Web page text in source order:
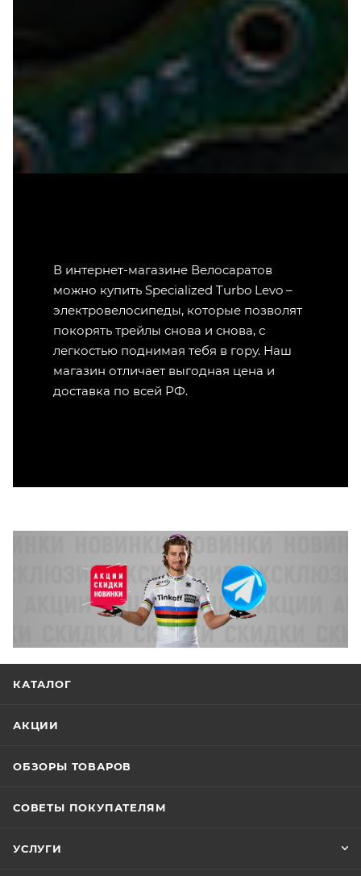
В интернет-магазине Велосаратов
можно купить Specialized Turbo Levo –
электровелосипеды, которые позволят
покорять трейлы снова и снова, с
легкостью поднимая тебя в гору. Наш
магазин отличает выгодная цена и
доставка по всей РФ.
КАТАЛОГ
АКЦИИ
ОБЗОРЫ ТОВАРОВ
СОВЕТЫ ПОКУПАТЕЛЯМ
УСЛУГИ